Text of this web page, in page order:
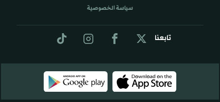
تابعنا
سياسة الخصوصية